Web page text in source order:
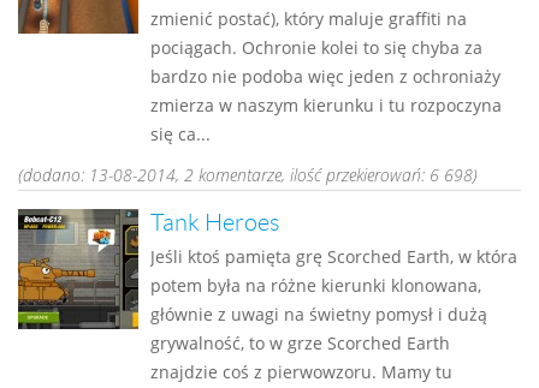
zmienić postać), który maluje graffiti na
pociągach. Ochronie kolei to się chyba za
bardzo nie podoba więc jeden z ochroniaży
zmierza w naszym kierunku i tu rozpoczyna
się ca...
(dodano: 13-08-2014, 2 komentarze, ilość przekierowań: 6 698)
Tank Heroes
Jeśli ktoś pamięta grę Scorched Earth, w która
potem była na różne kierunki klonowana,
głównie z uwagi na świetny pomysł i dużą
grywalność, to w grze Scorched Earth
znajdzie coś z pierwowzoru. Mamy tu